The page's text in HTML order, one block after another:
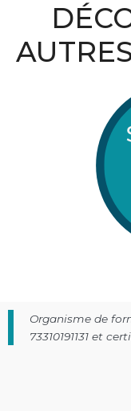
Organisme de
73310191131 et